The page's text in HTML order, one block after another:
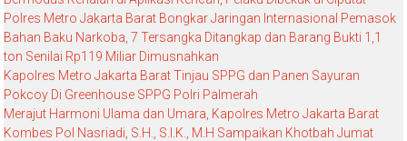
Polres Metro Jakarta Barat Bongkar Jaringan Internasional Pemasok
Bahan Baku Narkoba, 7 Tersangka Ditangkap dan Barang Bukti 1,1
ton Senilai Rp119 Miliar Dimusnahkan
Kapolres Metro Jakarta Barat Tinjau SPPG dan Panen Sayuran
Pokcoy Di Greenhouse SPPG Polri Palmerah
Merajut Harmoni Ulama dan Umara, Kapolres Metro Jakarta Barat
Kombes Pol Nasriadi, S.H., S.I.K., M.H Sampaikan Khotbah Jumat